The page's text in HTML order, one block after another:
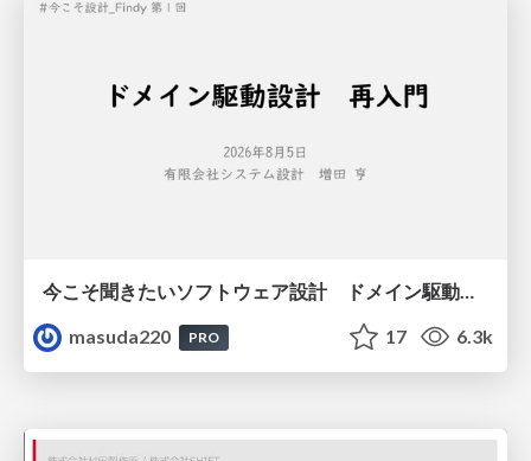
今こそ聞きたいソフトウェア設計 ドメイン駆動設計再入門
masuda220
PRO 17 6.3k